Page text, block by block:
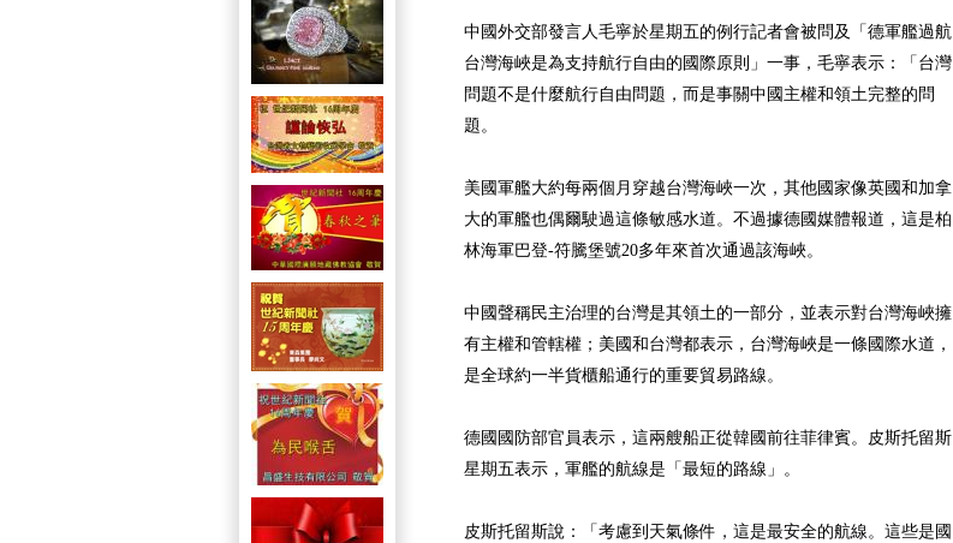
中國外交部發言人毛寧於星期五的例行記者會被問及「德軍艦過航
台灣海峽是為支持航行自由的國際原則」一事，毛寧表示：「台灣
問題不是什麼航行自由問題，而是事關中國主權和領土完整的問
題。
美國軍艦大約每兩個月穿越台灣海峽一次，其他國家像英國和加拿
大的軍艦也偶爾駛過這條敏感水道。不過據德國媒體報道，這是柏
林海軍巴登-符騰堡號20多年來首次通過該海峽。
中國聲稱民主治理的台灣是其領土的一部分，並表示對台灣海峽擁
有主權和管轄權；美國和台灣都表示，台灣海峽是一條國際水道，
是全球約一半貨櫃船通行的重要貿易路線。
德國國防部官員表示，這兩艘船正從韓國前往菲律賓。皮斯托留斯
星期五表示，軍艦的航線是「最短的路線」。
皮斯托留斯說：「考慮到天氣條件，這是最安全的航線。這些是國